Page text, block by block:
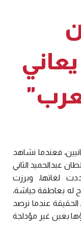
فعندما نشاهد
عبدالحميد الثاني
لغاتها، وبرزت
له بعاطفة جياشة،
عندما نرصد
بعين غير مؤدلجة